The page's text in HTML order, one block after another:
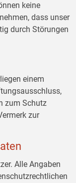
keine
dass unser
durch Störungen
einem
zum Schutz
zur
Alle Angaben